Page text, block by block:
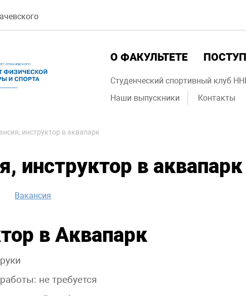
О ФАКУЛЬТЕТЕ
Студенческий спортивный клуб
Наши выпускники
Контакты
инструктор в аквапарк
инструктор в аквапарк
Вакансия
в Аквапарк
не требуется